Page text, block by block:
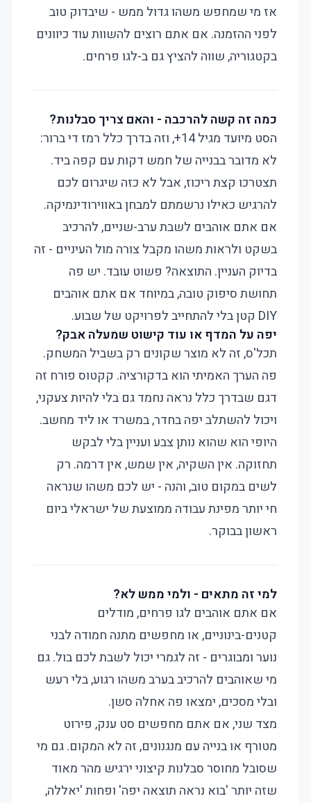
אז מי שמחפש משהו גדול ממש - שיבדוק טוב
לפני ההזמנה. אם אתם רוצים להשוות עוד כיוונים
בקטגוריה, שווה להציץ גם ב-לגו פרחים.
כמה זה קשה להרכבה - והאם צריך סבלנות?
הסט מיועד מגיל 14+, וזה בדרך כלל רמז די ברור:
לא מדובר בבנייה של חמש דקות עם קפה ביד.
תצטרכו קצת ריכוז, אבל לא כזה שיגרום לכם
להרגיש כאילו נרשמתם למבחן באווירודינמיקה.
אם אתם אוהבים לשבת ערב-שניים, להרכיב
בשקט ולראות משהו מקבל צורה מול העיניים - זה
בדיוק העניין. התוצאה? פשוט עובד. יש פה
תחושת סיפוק טובה, במיוחד אם אתם אוהבים
DIY קטן בלי להתחייב לפרויקט של שבוע.
יפה על המדף או עוד קישוט שמעלה אבק?
תכל'ס, זה לא מוצר שקונים רק בשביל המשחק.
פה הערך האמיתי הוא בדקורציה. קקטוס פורח זה
דגם שבדרך כלל נראה נחמד גם בלי להיות צעקני,
ויכול להשתלב יפה בחדר, במשרד או ליד מחשב.
היופי הוא שהוא נותן צבע ועניין בלי לבקש
תחזוקה. אין השקיה, אין שמש, אין דרמה. רק
לשים במקום טוב, והנה - יש לכם משהו שנראה
חי יותר מפינת עבודה ממוצעת של ישראלי ביום
ראשון בבוקר.
למי זה מתאים - ולמי ממש לא?
אם אתם אוהבים לגו פרחים, מודלים
קטנים-בינוניים, או מחפשים מתנה חמודה לבני
נוער ומבוגרים - זה לגמרי יכול לשבת לכם בול. גם
מי שאוהבים להרכיב בערב משהו רגוע, בלי רעש
ובלי מסכים, ימצאו פה אחלה סשן.
מצד שני, אם אתם מחפשים סט ענק, פירוט
מטורף או בנייה עם מנגנונים, זה לא המקום. גם מי
שסובל מחוסר סבלנות קיצוני ירגיש מהר מאוד
שזה יותר 'בוא נראה תוצאה יפה' ופחות 'יאללה,